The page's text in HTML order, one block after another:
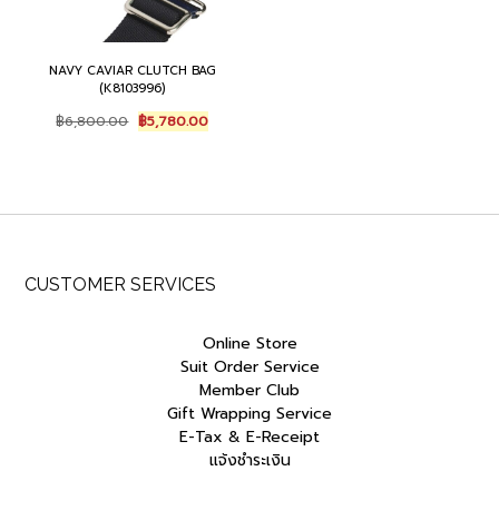
NAVY CAVIAR CLUTCH BAG
(K8103996)
฿6,800.00 Original
price
฿5,780.00Current
price
CUSTOMER SERVICES
Online Store
Suit Order Service
Member Club
Gift Wrapping Service
E-Tax & E-Receipt
แจ้งชำระเงิน